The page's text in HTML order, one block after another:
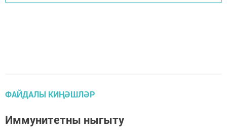
ФАЙДАЛЫ КИҢӘШЛӘР
Иммунитетны ныгыту